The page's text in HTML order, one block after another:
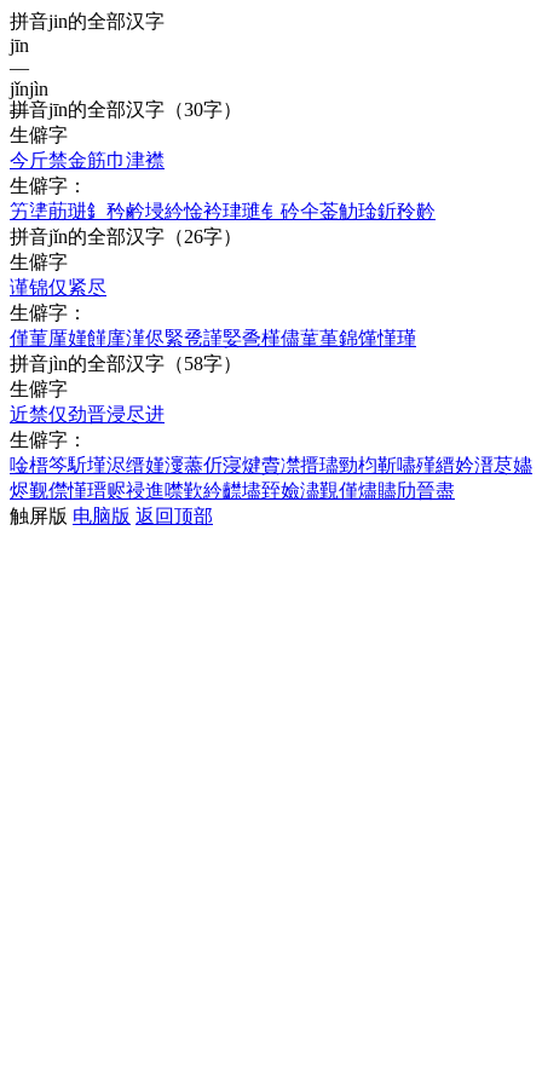
拼音jin的全部汉字
jīn
—
jǐnjìn
—
拼音jīn的全部汉字 （30字）
生僻字
今斤禁金筋巾津襟
生僻字：
竻堻荕琎釒 矜鹶埐紟惍衿珒璡钅 砛仐菳觔琻釿矝黅
拼音jǐn的全部汉字 （26字）
生僻字
谨锦仅紧尽
生僻字：
僅菫厪嫤饉廑漌侭緊卺謹婜巹槿儘蓳堇錦馑慬瑾
拼音jìn的全部汉字 （58字）
生僻字
近禁仅劲晋浸尽进
生僻字：
唫榗笒馸墐浕缙嫤濅藎伒寖煡賮凚搢璶勁枃靳嚍殣縉妗溍荩嬧
烬觐僸慬瑨赆祲進噤歏紟齽壗臸嬐濜覲僅燼贐劤晉盡
触屏版 电脑版 返回顶部